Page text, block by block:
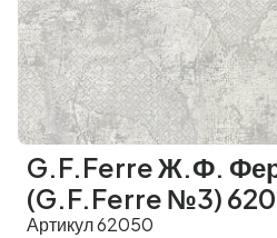
G.F.Ferre Ж.Ф.
(G.F.Ferre №3)
Артикул 62050